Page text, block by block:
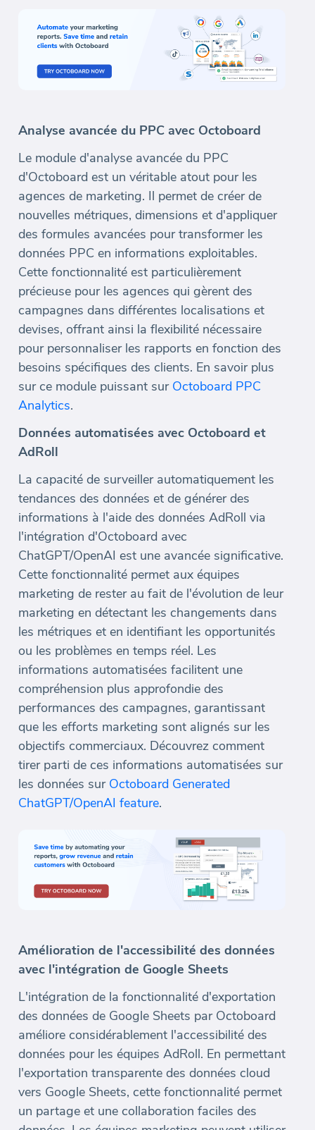
Analyse avancée du PPC avec Octoboard
Le module d'analyse avancée du PPC
d'Octoboard est un véritable atout pour les
agences de marketing. Il permet de créer de
nouvelles métriques, dimensions et d'appliquer
des formules avancées pour transformer les
données PPC en informations exploitables.
Cette fonctionnalité est particulièrement
précieuse pour les agences qui gèrent des
campagnes dans différentes localisations et
devises, offrant ainsi la flexibilité nécessaire
pour personnaliser les rapports en fonction des
besoins spécifiques des clients. En savoir plus
sur ce module puissant sur Octoboard PPC
Analytics.
Données automatisées avec Octoboard et
AdRoll
La capacité de surveiller automatiquement les
tendances des données et de générer des
informations à l'aide des données AdRoll via
l'intégration d'Octoboard avec
ChatGPT/OpenAI est une avancée significative.
Cette fonctionnalité permet aux équipes
marketing de rester au fait de l'évolution de leur
marketing en détectant les changements dans
les métriques et en identifiant les opportunités
ou les problèmes en temps réel. Les
informations automatisées facilitent une
compréhension plus approfondie des
performances des campagnes, garantissant
que les efforts marketing sont alignés sur les
objectifs commerciaux. Découvrez comment
tirer parti de ces informations automatisées sur
les données sur Octoboard Generated
ChatGPT/OpenAI feature.
Amélioration de l'accessibilité des données
avec l'intégration de Google Sheets
L'intégration de la fonctionnalité d'exportation
des données de Google Sheets par Octoboard
améliore considérablement l'accessibilité des
données pour les équipes AdRoll. En permettant
l'exportation transparente des données cloud
vers Google Sheets, cette fonctionnalité permet
un partage et une collaboration faciles des